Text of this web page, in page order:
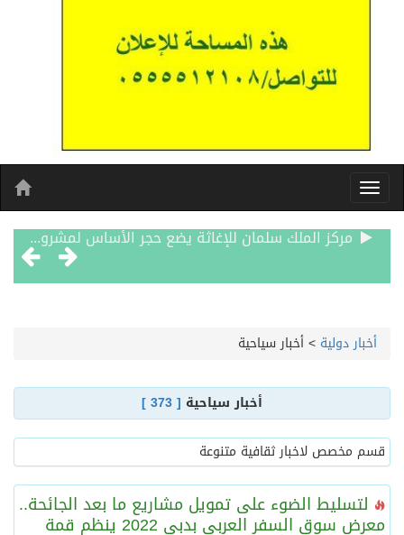
نادي سباقات الخيل يوقّع اتفاقية رعاية مع تطبيق ميدان
جماهير نادي طرابزون تخرج لاستقبال النجم محمد صلاح
الاحتفال بافتتاح “جناح سمو الشيخة فاطمة بنت مبارك لأمراض النساء والتوليد” في مستشفى المقاصد
المدرب الكويتي – ماهر يدرب نادي جدة
أخبار دولية >أخبار سياحية
أخبار سياحية [ 373 ]
قسم مخصص لاخبار ثقافية متنوعة
لتسليط الضوء على تمويل مشاريع ما بعد الجائحة..
معرض سوق السفر العربي بدبي 2022 ينظم قمة